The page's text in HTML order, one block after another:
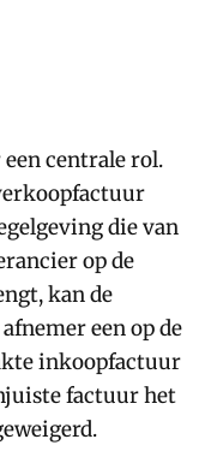
centrale rol.
die van
op de
kan de
een op de
inkoopfactuur
factuur het